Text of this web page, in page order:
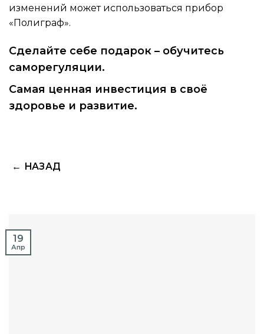
изменений может использоваться прибор
«Полиграф».
Сделайте себе подарок – обучитесь
саморегуляции.
Самая ценная инвестиция в своё
здоровье и развитие.
19
Апр